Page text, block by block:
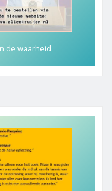
de waarheid